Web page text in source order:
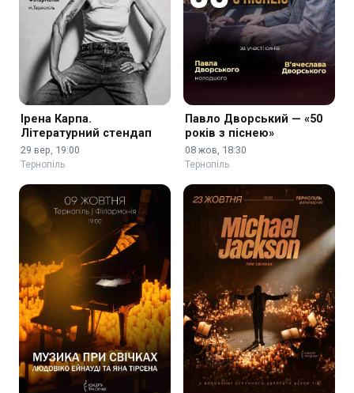
Ірена Карпа.
Літературний стендап
29 вер, 19:00
Тернопіль
Павло Дворський — «50
років з піснею»
08 жов, 18:30
Тернопіль